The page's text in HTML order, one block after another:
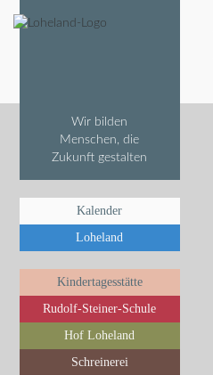
Wir bilden
Menschen, die
Zukunft gestalten
Kalender
Loheland
Kindertagesstätte
Rudolf-Steiner-Schule
Hof Loheland
Schreinerei